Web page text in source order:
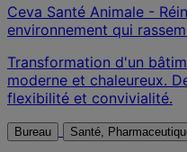
Ceva Santé Animale -
environnement qui
Transformation d'un
moderne et chaleureux.
flexibilité et convivialité.
Bureau Santé,